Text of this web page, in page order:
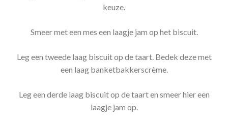
keuze.
Smeer met een mes een laagje jam op het biscuit.
Leg een tweede laag biscuit op de taart. Bedek deze met
een laag banketbakkerscrème.
Leg een derde laag biscuit op de taart en smeer hier een
laagje jam op.